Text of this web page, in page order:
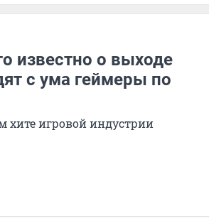
известно о выходе
с ума геймеры по
хите игровой индустрии